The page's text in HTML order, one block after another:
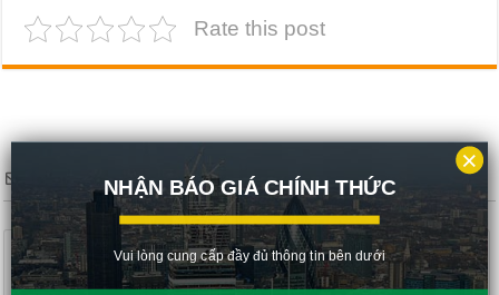
Rate this post
NHẬN BÁO GIÁ CHÍNH THỨC
Vui lòng cung cấp đầy đủ thông tin bên dưới
×